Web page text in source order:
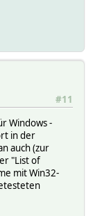
#11
Windows -
in der
auch (zur
"List of
mit Win32-